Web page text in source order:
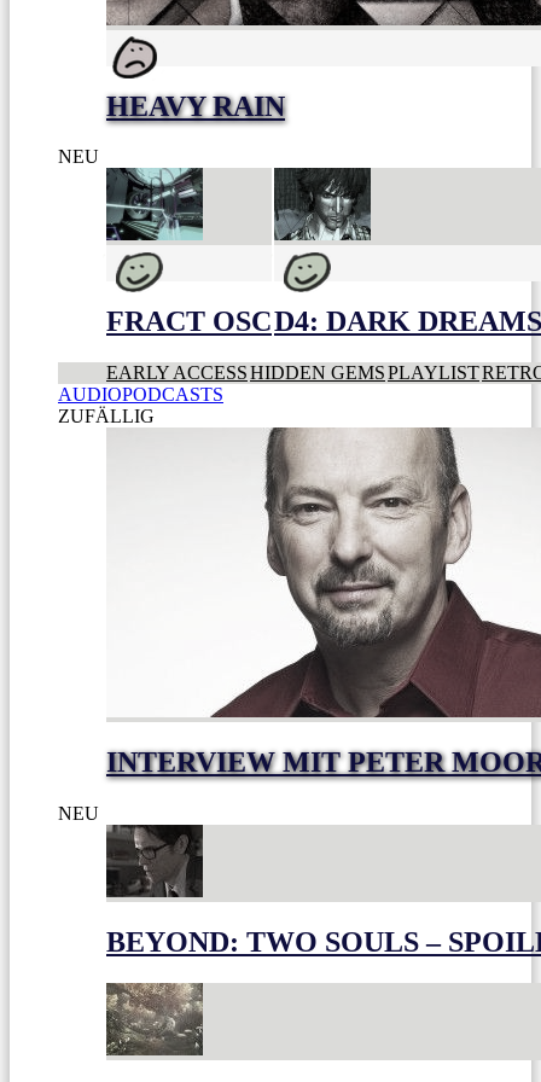
HEAVY RAIN
NEU
FRACT OSCD4: DARK
EARLY ACCESSHIDDEN GEMSPLAYLIST
AUDIOPODCASTS
ZUFÄLLIG
INTERVIEW MIT PETER
NEU
BEYOND: TWO SOULS –